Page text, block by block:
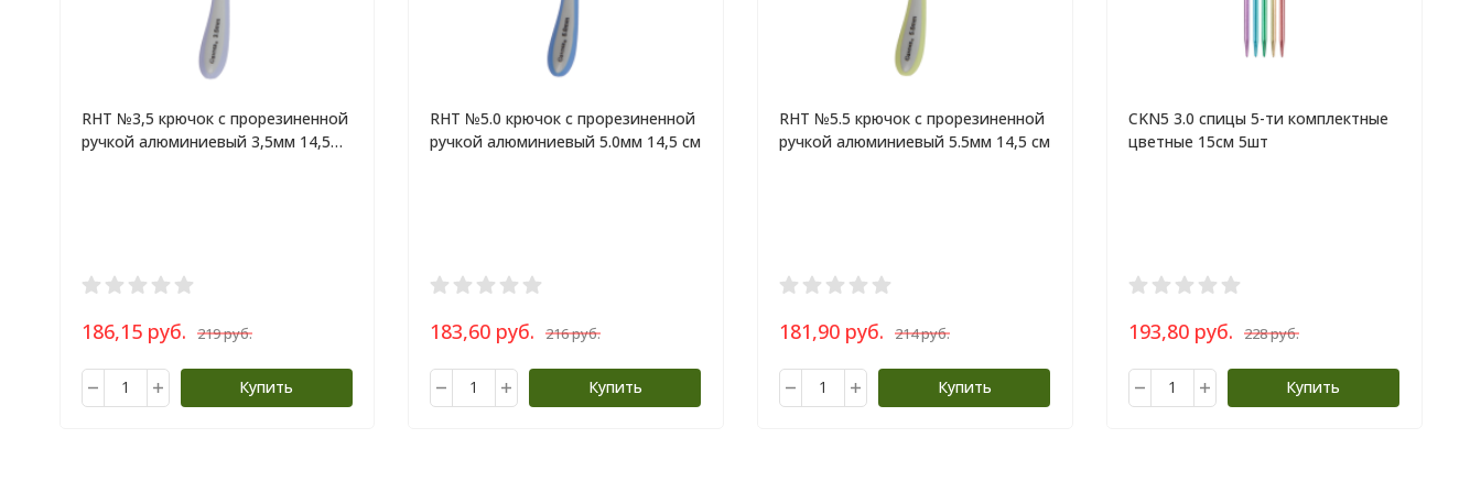
RHT №3,5 крючок c прорезиненной
ручкой алюминиевый 3,5мм 14,5
186,15 руб. 219 руб.
Купить
RHT №5.0 крючок c прорезиненной
ручкой алюминиевый 5.0мм 14,5 см
183,60 руб. 216 руб.
Купить
RHT №5.5 крючок c прорезиненной
ручкой алюминиевый 5.5мм 14,5 см
181,90 руб. 214 руб.
Купить
CKN5 3.0 спицы 5-ти комплектные
цветные 15см 5шт
193,80 руб. 228 руб.
Купить